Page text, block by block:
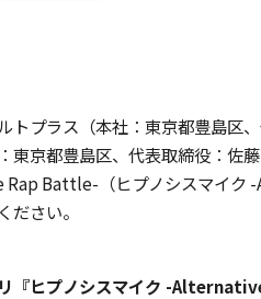
トプラス（本社：東京都豊島区
東京都豊島区、代表取締役：佐
Battle-（ヒプノシスマイク -
ださい。
『ヒプノシスマイク -